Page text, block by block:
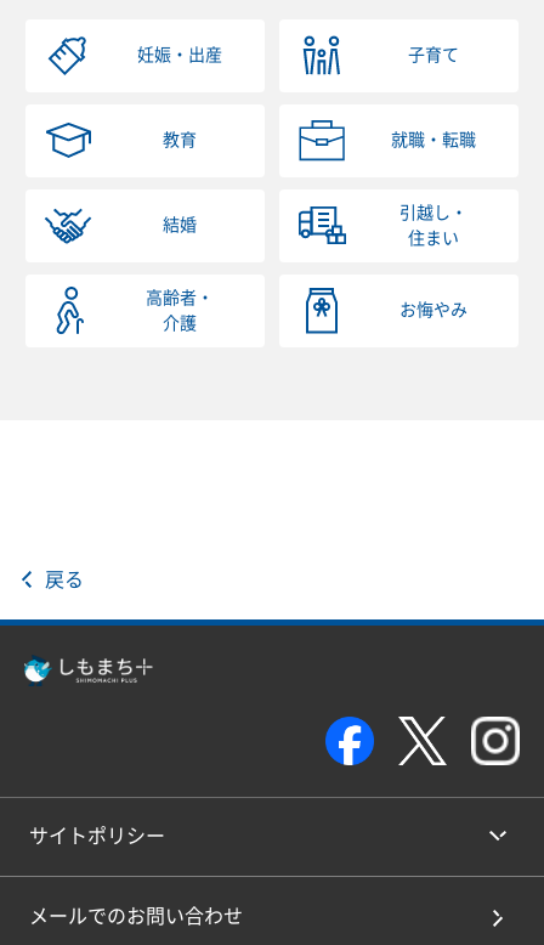
妊娠・出産 子育て
教育 就職・転職
結婚
引越し・
住まい
高齢者・
介護
お悔やみ
戻る
サイトポリシー
メールでのお問い合わせ